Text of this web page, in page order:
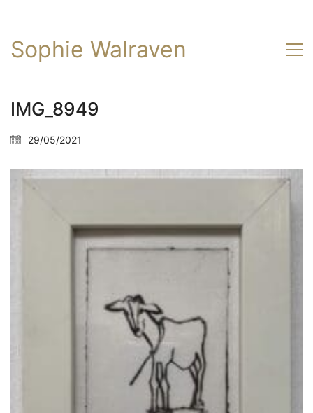
Sophie Walraven
IMG_8949
29/05/2021